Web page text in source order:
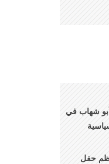
شهاب في
حفل